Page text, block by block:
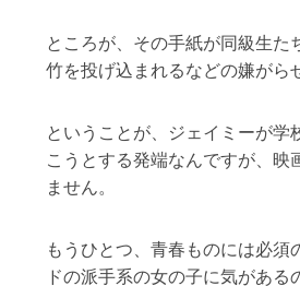
ところが、その手紙が同級生た
竹を投げ込まれるなどの嫌がら
ということが、ジェイミーが
こうとする発端なんですが、映
ません。
もうひとつ、青春ものには必
ドの派手系の女の子に気があ